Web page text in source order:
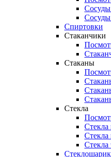
Сосуды
Спиртовки
Стаканчики
Стаканы
Стекла
Стекла
Стекла